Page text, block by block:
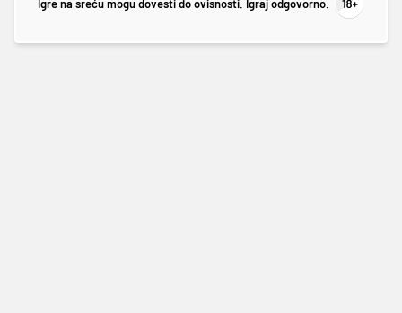
Igre na sreću mogu dovesti do ovisnosti. Igraj odgovorno.